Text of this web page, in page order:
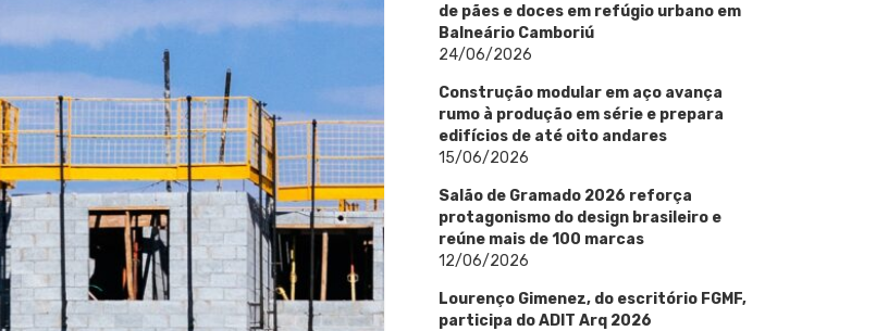
de pães e doces em refúgio urbano em
Balneário Camboriú
24/06/2026
Construção modular em aço avança
rumo à produção em série e prepara
edifícios de até oito andares
15/06/2026
Salão de Gramado 2026 reforça
protagonismo do design brasileiro e
reúne mais de 100 marcas
12/06/2026
Lourenço Gimenez, do escritório FGMF,
participa do ADIT Arq 2026